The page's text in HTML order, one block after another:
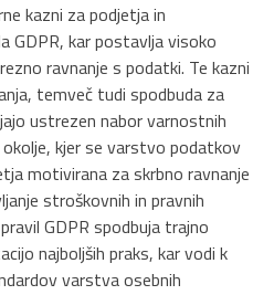
kazni za podjetja in
GDPR, kar postavlja visoko
ravnanje s podatki. Te kazni
temveč tudi spodbuda za
ustrezen nabor varnostnih
kjer se varstvo podatkov
motivirana za skrbno ravnanje
stroškovnih in pravnih
GDPR spodbuja trajno
najboljših praks, kar vodi k
varstva osebnih